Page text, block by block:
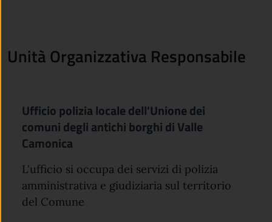
Unità Organizzativa Responsabile
Ufficio polizia locale dell'Unione dei
comuni degli antichi borghi di Valle
Camonica
L'ufficio si occupa dei servizi di polizia
amministrativa e giudiziaria sul territorio
del Comune